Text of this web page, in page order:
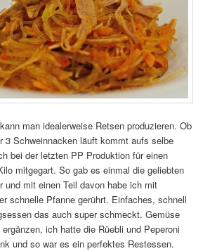
man idealerweise Retsen produzieren. Ob
3 Schweinnacken läuft kommt aufs selbe
bei der letzten PP Produktion für einen
mitgegart. So gab es einmal die geliebten
und mit einen Teil davon habe ich mit
schnelle Pfanne gerührt. Einfaches, schnell
das auch super schmeckt. Gemüse
ich hatte die Rüebli und Peperoni
und so war es ein perfektes Restessen.